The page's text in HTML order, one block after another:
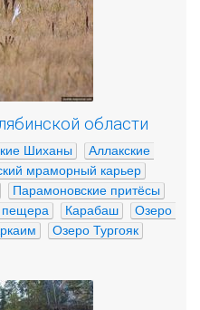
области
Шиханы
Аллакские
мраморный карьер
Парамоновские притёсы
пещера Карабаш
Озеро
Озеро Тургояк